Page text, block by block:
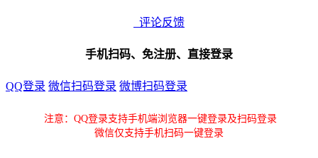
评论反馈
手机扫码、免注册、直接登录
QQ登录 微信扫码登录 微博扫码登录
注意：QQ登录支持手机端浏览器一键登录及扫码登录
微信仅支持手机扫码一键登录